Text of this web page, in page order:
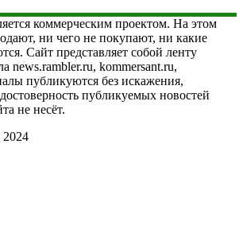
коммерческим проектом. На этом
ни чего не покупают, ни какие
Сайт представляет собой ленту
news.rambler.ru, kommersant.ru,
публикуются без искажения,
достоверность публикуемых новостей
не несёт.
2024